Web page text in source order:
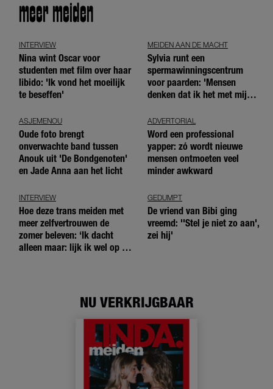
meer meiden
INTERVIEW
Nina wint Oscar voor
studenten met film over haar
libido: 'Ik vond het moeilijk
te beseffen'
MEIDEN AAN DE MACHT
Sylvia runt een
spermawinningscentrum
voor paarden: 'Mensen
denken dat ik het met mijn
ASJEMENOU
Oude foto brengt
onverwachte band tussen
Anouk uit 'De Bondgenoten'
en Jade Anna aan het licht
ADVERTORIAL
Word een professional
yapper: zó wordt nieuwe
mensen ontmoeten veel
minder awkward
INTERVIEW
Hoe deze trans meiden met
meer zelfvertrouwen de
zomer beleven: ‘Ik dacht
alleen maar: lijk ik wel op de
GEDUMPT
De vriend van Bibi ging
vreemd: ''Stel je niet zo aan',
zei hij'
NU VERKRIJGBAAR